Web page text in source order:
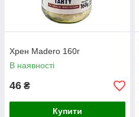
Хрен Madero 160г
В наявності
46 ₴
Купити